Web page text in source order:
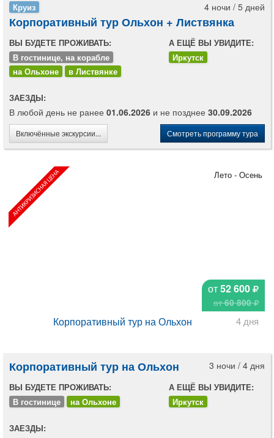
4 ночи / 5 дней
Круиз
Корпоративный тур Ольхон + Листвянка
ВЫ БУДЕТЕ ПРОЖИВАТЬ:
В гостинице, на корабле
на Ольхоне
в Листвянке
А ЕЩЁ ВЫ УВИДИТЕ:
Иркутск
ЗАЕЗДЫ:
В любой день не ранее 01.06.2026 и не позднее 30.09.2026
Включённые экскурсии... Смотреть программу тура
от52 600
от60 800
Лето - Осень
4 дня
Корпоративный тур на Ольхон
3 ночи / 4 дня
Корпоративный тур на Ольхон
ВЫ БУДЕТЕ ПРОЖИВАТЬ:
В гостинице
на Ольхоне
А ЕЩЁ ВЫ УВИДИТЕ:
Иркутск
ЗАЕЗДЫ: